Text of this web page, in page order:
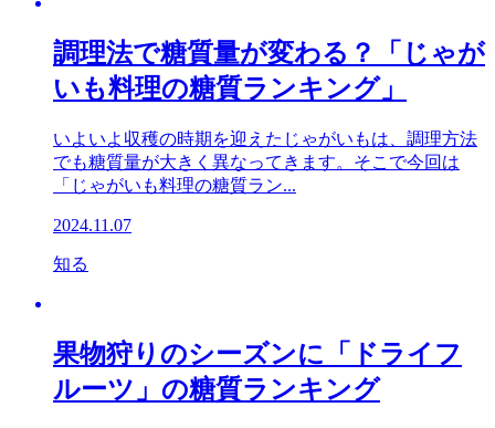
調理法で糖質量が変わる？「じゃが
いも料理の糖質ランキング」
いよいよ収穫の時期を迎えたじゃがいもは、調理方法
でも糖質量が大きく異なってきます。そこで今回は
「じゃがいも料理の糖質ラン...
2024.11.07
知る
果物狩りのシーズンに「ドライフ
ルーツ」の糖質ランキング